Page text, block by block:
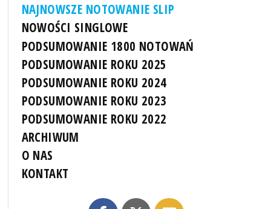
NAJNOWSZE NOTOWANIE SLIP
NOWOŚCI SINGLOWE
PODSUMOWANIE 1800 NOTOWAŃ
PODSUMOWANIE ROKU 2025
PODSUMOWANIE ROKU 2024
PODSUMOWANIE ROKU 2023
PODSUMOWANIE ROKU 2022
ARCHIWUM
O NAS
KONTAKT